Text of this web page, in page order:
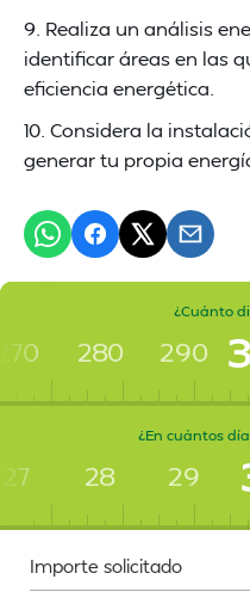
9. Realiza un análisis
identificar áreas en las
eficiencia energética.
10. Considera la
generar tu propia
¿Cuánto
280 290
¿En cuántos
27 28 29
Importe solicitado